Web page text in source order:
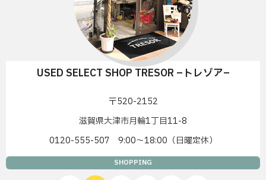
USED SELECT SHOP TRESOR –トレゾア–
〒520-2152
滋賀県大津市月輪1丁目11-8
0120-555-507 9:00〜18:00（日曜定休）
SHOPPING